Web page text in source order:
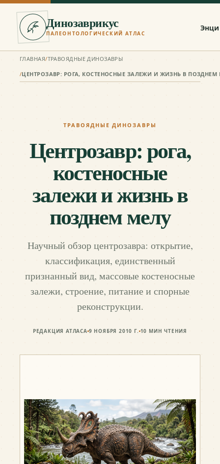
Динозаврикус
ПАЛЕОНТОЛОГИЧЕСКИЙ АТЛАС
ГЛАВНАЯ/ТРАВОЯДНЫЕ ДИНОЗАВРЫ
/
ТРАВОЯДНЫЕ ДИНОЗАВРЫ
Центрозавр: рога,
костеносные
залежи и жизнь в
позднем мелу
Научный обзор центрозавра: открытие,
классификация, единственный
признанный вид, массовые костеносные
залежи, строение, питание и спорные
реконструкции.
РЕДАКЦИЯ АТЛАСА 9 НОЯБРЯ 2010 Г. 10 МИН ЧТЕНИЯ